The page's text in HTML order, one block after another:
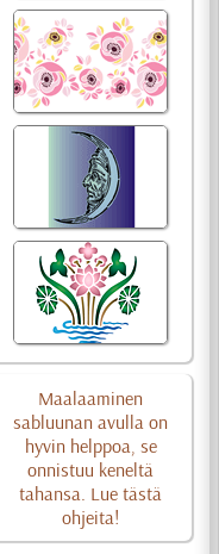
Maalaaminen
sabluunan avulla on
hyvin helppoa, se
onnistuu keneltä
tahansa. Lue tästä
ohjeita!